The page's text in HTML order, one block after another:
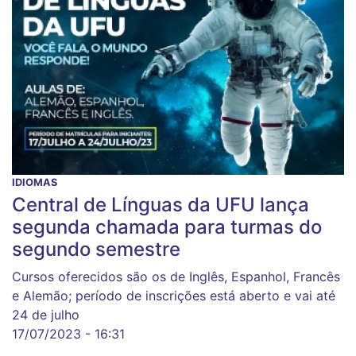
IDIOMAS
Central de Línguas da UFU lança
segunda chamada para turmas do
segundo semestre
Cursos oferecidos são os de Inglês, Espanhol, Francês
e Alemão; período de inscrições está aberto e vai até
24 de julho
17/07/2023 - 16:31